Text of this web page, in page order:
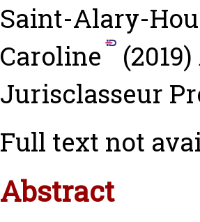
Saint-Alary-
Caroline
(2019)
Jurisclasseur
Full text not
Abstract